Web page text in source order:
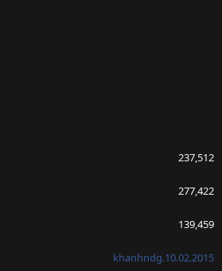
237,512
277,422
139,459
khanhndg.10.02.2015